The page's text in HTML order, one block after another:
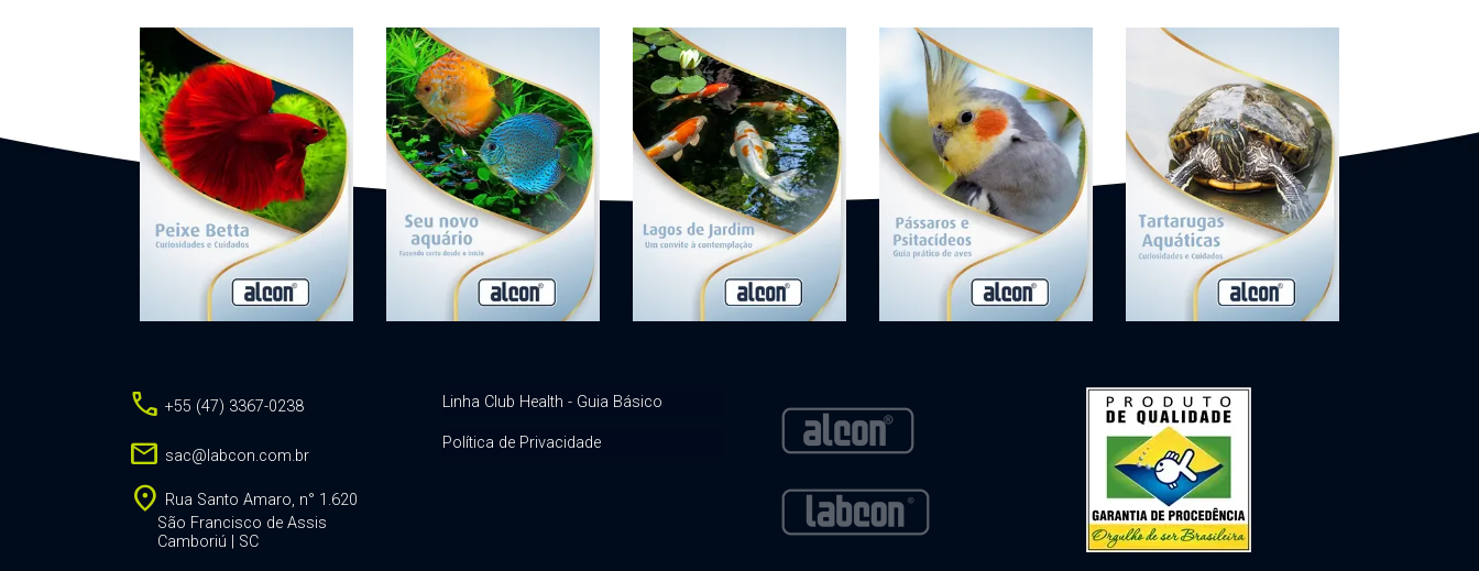
call +55 (47) 3367-0238
mail sac@labcon.com.br
location_on Rua Santo Amaro, n° 1.620
São Francisco de Assis
Camboriú | SC
Linha Club Health - Guia Básico
Política de Privacidade